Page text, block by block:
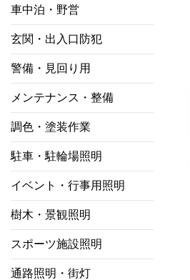
車中泊・野営
玄関・出入口防犯
警備・見回り用
メンテナンス・整備
調色・塗装作業
駐車・駐輪場照明
イベント・行事用照明
樹木・景観照明
スポーツ施設照明
通路照明・街灯